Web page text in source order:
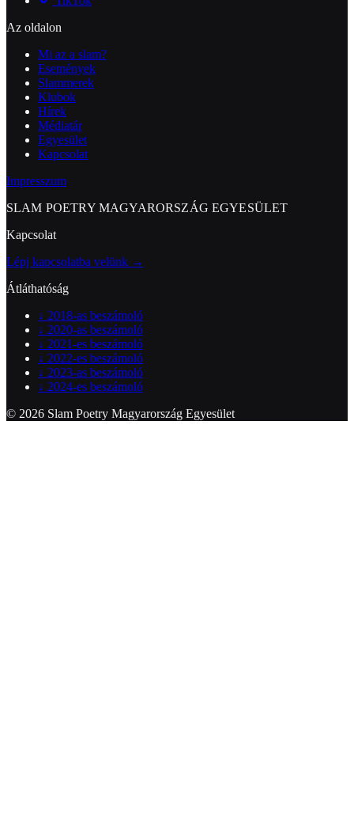
Az oldalon
Mi az a slam?
Események
Slammerek
Klubok
Hírek
Médiatár
Egyesület
Kapcsolat
Impresszum
SLAM POETRY MAGYARORSZÁG EGYESÜLET
Kapcsolat
Lépj kapcsolatba velünk →
Átláthatóság
↓ 2018-as beszámoló
↓ 2020-as beszámoló
↓ 2021-es beszámoló
↓ 2022-es beszámoló
↓ 2023-as beszámoló
↓ 2024-es beszámoló
© 2026 Slam Poetry Magyarország Egyesület